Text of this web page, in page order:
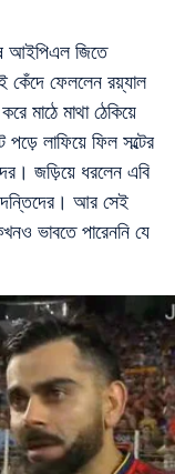
আইপিএল জিতে
কেঁদে ফেললেন রয়্যাল
মাঠে মাথা ঠেকিয়ে
লাফিয়ে ফিল সল্টের
জড়িয়ে ধরলেন এবি
আর সেই
ভাবতে পারেননি যে